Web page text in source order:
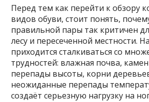
Перед тем как перейти к обзору
видов обуви, стоит понять,
правильной пары так критичен
лесу и пересеченной местности.
приходится сталкиваться со
трудностей: влажная почва,
перепады высоты, корни
неожиданные перепады
создаёт серьезную нагрузку на